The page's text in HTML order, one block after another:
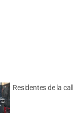
Residentes de la